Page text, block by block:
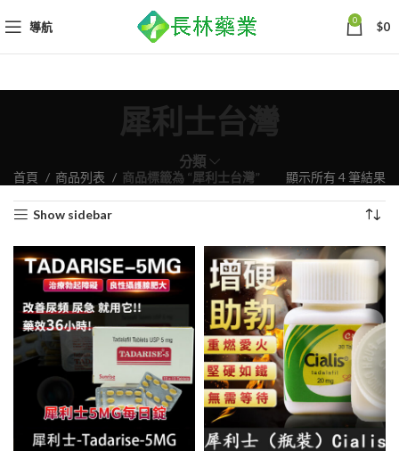
導航 0 $0
犀利士台灣
分類
首頁 商品列表 商品標籤為 “犀利士台灣” 顯示所有 4 筆結果
排
序
Show sidebar